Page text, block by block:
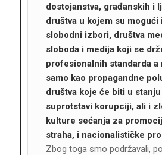
dostojanstva, građanskih i
društva u kojem su mogući
slobodni izbori, društva
sloboda i medija koji se
profesionalnih standarda a
samo kao propagandne
društva koje će biti u stanju
suprotstavi korupciji, ali i
kulture sećanja za
straha, i nacionalističke
Zbog toga smo podržavali,